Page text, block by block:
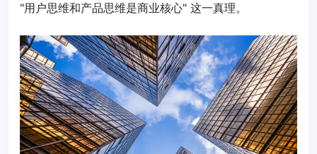
"用户思维和产品思维是商业核心" 这一真理。